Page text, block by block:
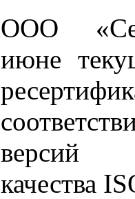
ООО
июне
версий
качества